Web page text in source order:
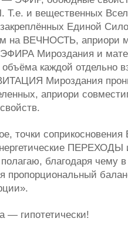
и вещественных
Единой
на ВЕЧНОСТЬ, априори
ЭФИРА Мироздания и
каждой отдельно
Мироздания
априори
точки
ПЕРЕХОДЫ
полагаю, благодаря чему
пропорциональный
— гипотетически!